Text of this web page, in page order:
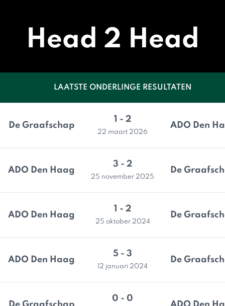
Head 2 Head
LAATSTE ONDERLINGE RESULTATEN
De Graafschap
1 - 2
22 maart 2026
ADO Den
ADO Den Haag
3 - 2
25 november 2025
De
ADO Den Haag
1 - 2
25 oktober 2024
De
ADO Den Haag
5 - 3
12 januari 2024
De
0 - 0